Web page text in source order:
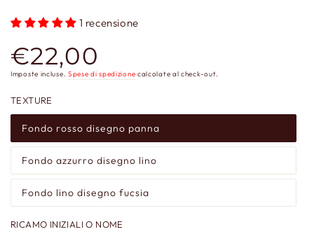
1 recensione
Prezzo
regolare
€22,00
Imposte incluse. Spese di spedizione calcolate al check-out.
TEXTURE
Fondo rosso disegno panna
Fondo azzurro disegno lino
Fondo lino disegno fucsia
RICAMO INIZIALI O NOME